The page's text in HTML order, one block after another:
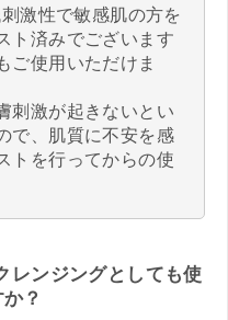
激性で敏感肌の方を
ト済みでございます
ご使用いただけま
刺激が起きないとい
で、肌質に不安を感
トを行ってからの使
ンジングとしても使
？